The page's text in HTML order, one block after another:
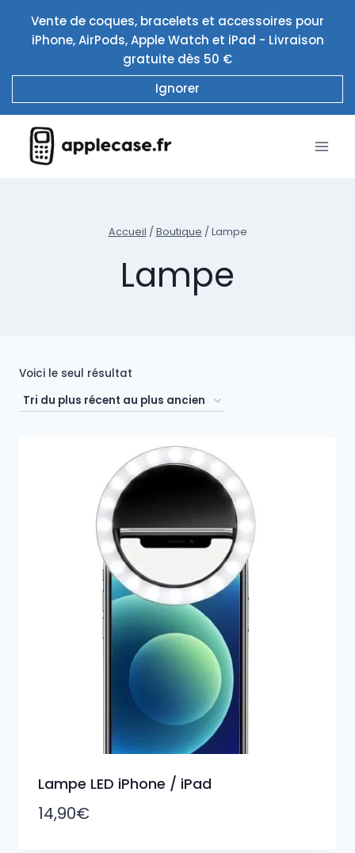
contenu
Vente de coques, bracelets et accessoires pour
iPhone, AirPods, Apple Watch et iPad - Livraison
gratuite dès 50 €
Ignorer
Accueil / Boutique / Lampe
Lampe
Voici le seul résultat
Lampe LED iPhone / iPad
14,90€